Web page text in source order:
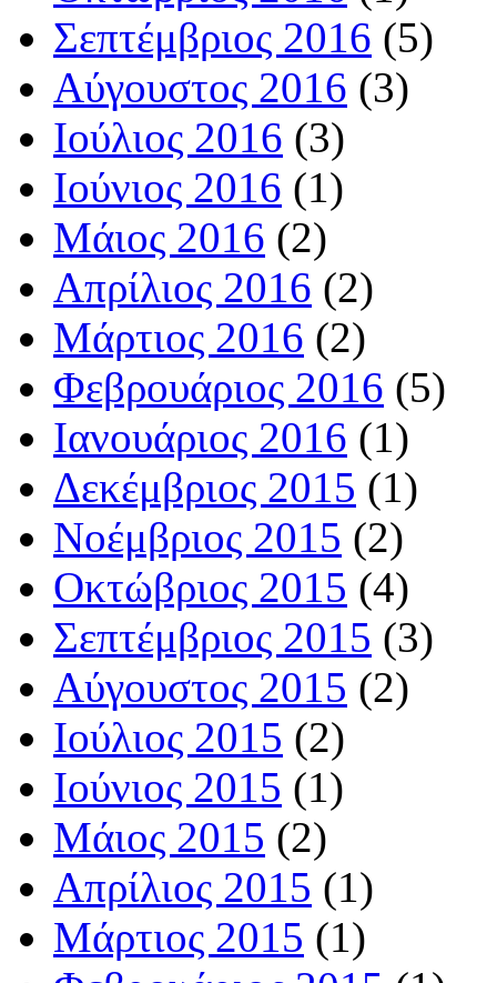
Σεπτέμβριος 2016 (5)
Αύγουστος 2016 (3)
Ιούλιος 2016 (3)
Ιούνιος 2016 (1)
Μάιος 2016 (2)
Απρίλιος 2016 (2)
Μάρτιος 2016 (2)
Φεβρουάριος 2016 (5)
Ιανουάριος 2016 (1)
Δεκέμβριος 2015 (1)
Νοέμβριος 2015 (2)
Οκτώβριος 2015 (4)
Σεπτέμβριος 2015 (3)
Αύγουστος 2015 (2)
Ιούλιος 2015 (2)
Ιούνιος 2015 (1)
Μάιος 2015 (2)
Απρίλιος 2015 (1)
Μάρτιος 2015 (1)